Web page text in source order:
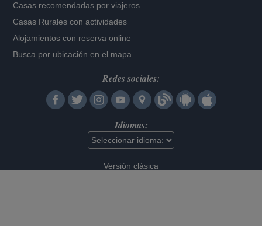
Casas recomendadas por viajeros
Casas Rurales con actividades
Alojamientos con reserva online
Busca por ubicación en el mapa
Redes sociales:
Idiomas:
Versión clásica